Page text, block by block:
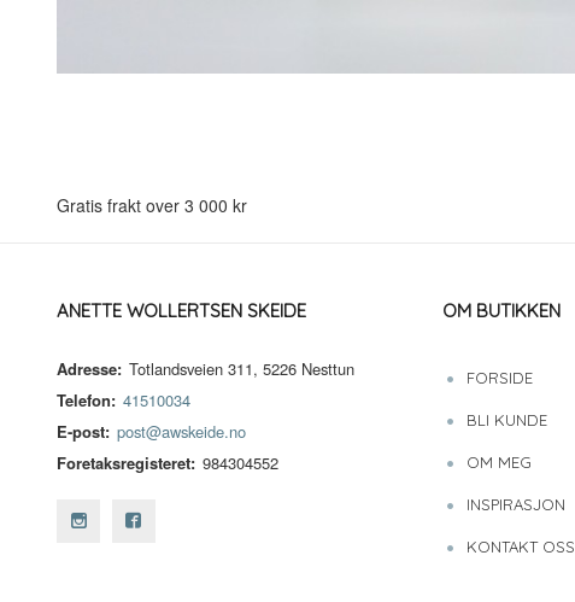
Gratis frakt over 3 000 kr
ANETTE WOLLERTSEN SKEIDE
Adresse: Totlandsveien 311, 5226 Nesttun
Telefon: 41510034
E-post: post@awskeide.no
Foretaksregisteret: 984304552
OM BUTIKKEN
FORSIDE
BLI KUNDE
OM MEG
INSPIRASJON
KONTAKT OSS